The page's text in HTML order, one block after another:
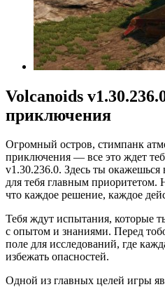
Volcanoids
приключения
Огромный остров, стимпанк
приключения — все это ждет
v1.30.236.0. Здесь ты
для тебя главным приоритетом.
что каждое решение, каждое
Тебя ждут испытания, которые
с опытом и знаниями. Перед
поле для исследований, где
избежать опасностей.
Одной из главных целей игры